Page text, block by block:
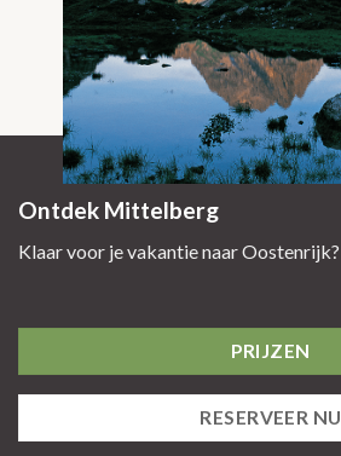
Ontdek Mittelberg
Klaar voor je vakantie naar Oostenrijk?
PRIJZEN
RESERVEER NU